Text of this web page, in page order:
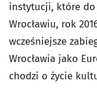
instytucji, które do
Wrocławiu, rok
wcześniejsze
Wrocławia jako
chodzi o życie